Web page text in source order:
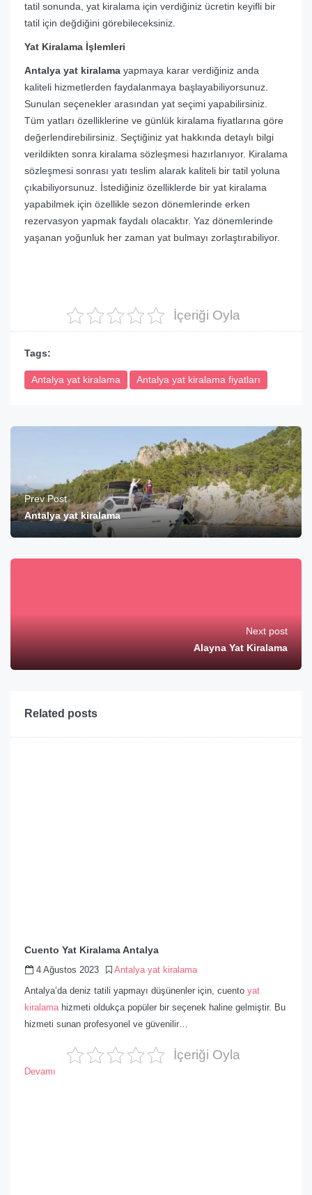
tatil sonunda, yat kiralama için verdiğiniz ücretin keyifli bir
tatil için değdiğini görebileceksiniz.
Yat Kiralama İşlemleri
Antalya yat kiralama yapmaya karar verdiğiniz anda
kaliteli hizmetlerden faydalanmaya başlayabiliyorsunuz.
Sunulan seçenekler arasından yat seçimi yapabilirsiniz.
Tüm yatları özelliklerine ve günlük kiralama fiyatlarına göre
değerlendirebilirsiniz. Seçtiğiniz yat hakkında detaylı bilgi
verildikten sonra kiralama sözleşmesi hazırlanıyor. Kiralama
sözleşmesi sonrası yatı teslim alarak kaliteli bir tatil yoluna
çıkabiliyorsunuz. İstediğiniz özelliklerde bir yat kiralama
yapabilmek için özellikle sezon dönemlerinde erken
rezervasyon yapmak faydalı olacaktır. Yaz dönemlerinde
yaşanan yoğunluk her zaman yat bulmayı zorlaştırabiliyor.
İçeriği Oyla
Tags:
Antalya yat kiralama Antalya yat kiralama fiyatları
Prev Post
Antalya yat kiralama
Next post
Alayna Yat Kiralama
Related posts
Cuento Yat Kiralama Antalya
4 Ağustos 2023
Antalya yat kiralama
Antalya’da deniz tatili yapmayı düşünenler için, cuento yat
kiralamahizmeti oldukça popüler bir seçenek haline gelmiştir. Bu
hizmeti sunan profesyonel ve güvenilir…
İçeriği Oyla
Devamı